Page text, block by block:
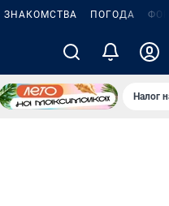
ЗНАКОМСТВА ПОГОДА
Налог